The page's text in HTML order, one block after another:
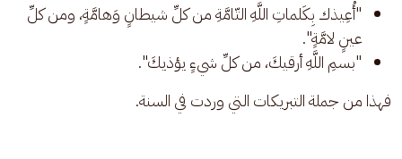
"أُعِيذك بِكَلماتِ اللَّهِ التّامَّةِ من كلِّ شيطانٍ وَهامَّةٍ، ومن كلِّ
عينٍ لامَّةٍ".
"بسمِ اللَّهِ أرقيكَ، من كلِّ شيءٍ يؤذيكَ".
فهذا من جملة التبريكات التي وردت في السنة.